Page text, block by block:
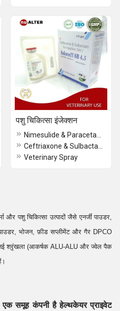
पशु चिकित्सा इंजेक्शन
Veterinary Spray
और पशु चिकित्सा उत्पादों जैसे एनर्जी पाउडर,
भोजन, फ़ीड सप्लीमेंट और गैर DPCO
श्रृंखला (आकर्षक ALU-ALU और ज्वेल पैक
समूह कंपनी है हेल्थकेयर प्राइवेट